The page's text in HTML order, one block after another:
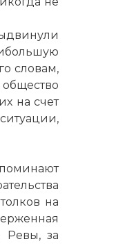
словам,
общество
на счет
на
Ревы, за